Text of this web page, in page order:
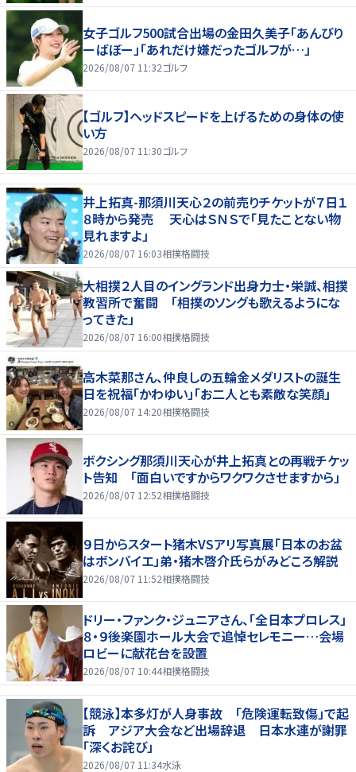
女子ゴルフ500試合出場の金田久美子「あんびり
ーばぼー」「あれだけ嫌だったゴルフが…」
2026/08/07 11:32ゴルフ
【ゴルフ】ヘッドスピードを上げるための身体の使
い方
2026/08/07 11:30ゴルフ
井上拓真-那須川天心２の前売りチケットが７日１
８時から発売 天心はＳＮＳで「見たことない物
見れますよ」
2026/08/07 16:03相撲格闘技
大相撲２人目のイングランド出身力士・栄誠、相撲
教習所で奮闘 「相撲のソングも歌えるようにな
ってきた」
2026/08/07 16:00相撲格闘技
高木菜那さん、仲良しの五輪金メダリストの誕生
日を祝福「かわゆい」「お二人とも素敵な笑顔」
2026/08/07 14:20相撲格闘技
ボクシング那須川天心が井上拓真との再戦チケッ
ト告知 「面白いですからワクワクさせますから」
2026/08/07 12:52相撲格闘技
９日からスタート猪木VSアリ写真展「日本のお盆
はボンバイエ」弟・猪木啓介氏らがみどころ解説
2026/08/07 11:52相撲格闘技
ドリー・ファンク・ジュニアさん、「全日本プロレス」
８・９後楽園ホール大会で追悼セレモニー…会場
ロビーに献花台を設置
2026/08/07 10:44相撲格闘技
【競泳】本多灯が人身事故 「危険運転致傷」で起
訴 アジア大会など出場辞退 日本水連が謝罪
「深くお詫び」
2026/08/07 11:34水泳